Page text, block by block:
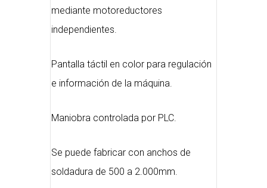
mediante motoreductores
independientes.
Pantalla táctil en color para regulación
e información de la máquina.
Maniobra controlada por PLC.
Se puede fabricar con anchos de
soldadura de 500 a 2.000mm.